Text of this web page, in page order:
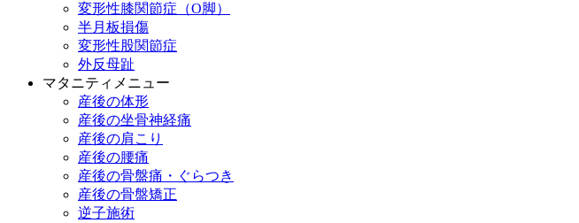
変形性膝関節症（O脚）
半月板損傷
変形性股関節症
外反母趾
マタニティメニュー
産後の体形
産後の坐骨神経痛
産後の肩こり
産後の腰痛
産後の骨盤痛・ぐらつき
産後の骨盤矯正
逆子施術